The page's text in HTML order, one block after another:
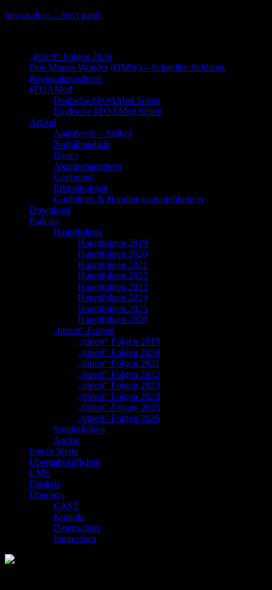
Skip
pin-up-docs – don't panic
„titriert“-Folgen 2026
One Minute Wonder (OMW) – Schneller. Schlauer.
Regionalanästhesie
#FOAMed
Deutsche #FOAMed Seiten
Englische #FOAMed Seiten
Artikel
Anästhesie – Artikel
Notfallmedizin
Basics
Akutmanagement
Gerinnung
Erkrankungen
Guidelines & Handlungsempfehlungen
Download
Podcast
Hauptfolgen
Hauptfolgen 2019
Hauptfolgen 2020
Hauptfolgen 2021
Hauptfolgen 2022
Hauptfolgen 2023
Hauptfolgen 2024
Hauptfolgen 2025
Hauptfolgen 2026
„titriert“-Folgen
„titriert“ Folgen 2019
„titriert“ Folgen 2020
„titriert“ Folgen 2021
„titriert“ Folgen 2022
„titriert“ Folgen 2023
„titriert“ Folgen 2024
„titriert“-Folgen 2025
„titriert“ Folgen 2026
Sonderfolgen
Archiv
Innere Werte
Übergabekäffchen
CME
Fördern
Über uns
CAST
Kontakt
Datenschutz
Impressum